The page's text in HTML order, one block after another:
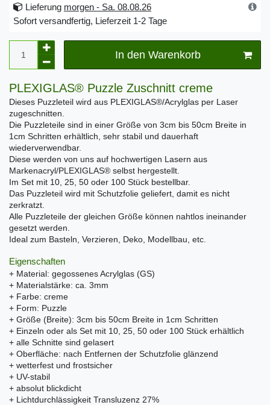
Lieferung morgen - Sa. 08.08.26
Sofort versandfertig, Lieferzeit 1-2 Tage
In den Warenkorb
PLEXIGLAS® Puzzle Zuschnitt creme
Dieses Puzzleteil wird aus PLEXIGLAS®/Acrylglas per Laser
zugeschnitten.
Die Puzzleteile sind in einer Größe von 3cm bis 50cm Breite in
1cm Schritten erhältlich, sehr stabil und dauerhaft
wiederverwendbar.
Diese werden von uns auf hochwertigen Lasern aus
Markenacryl/PLEXIGLAS® selbst hergestellt.
Im Set mit 10, 25, 50 oder 100 Stück bestellbar.
Das Puzzleteil wird mit Schutzfolie geliefert, damit es nicht
zerkratzt.
Alle Puzzleteile der gleichen Größe können nahtlos ineinander
gesetzt werden.
Ideal zum Basteln, Verzieren, Deko, Modellbau, etc.
Eigenschaften
+ Material: gegossenes Acrylglas (GS)
+ Materialstärke: ca. 3mm
+ Farbe: creme
+ Form: Puzzle
+ Größe (Breite): 3cm bis 50cm Breite in 1cm Schritten
+ Einzeln oder als Set mit 10, 25, 50 oder 100 Stück erhältlich
+ alle Schnitte sind gelasert
+ Oberfläche: nach Entfernen der Schutzfolie glänzend
+ wetterfest und frostsicher
+ UV-stabil
+ absolut blickdicht
+ Lichtdurchlässigkeit Transluzenz 27%